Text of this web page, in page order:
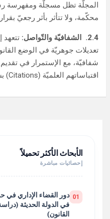
المجلّة تظل مسجلّة ومفهرسة
محكّمة، ولا تتأثر بأثر رجعيّ
2.4. الشفافيّة والتّواصل: تتعهد
تعديلات جوهريّة في الوضع
شفافيّة، مع الإستمرار في
اقتباساتهم العلميّة (Citations) بشكل صحيح ومُستمر.
الأبحاث الأكثر تحميلاً
إحصائيات مباشرة
01 دور القضاء الإداري في
في الدولة الحديثة
القانون)